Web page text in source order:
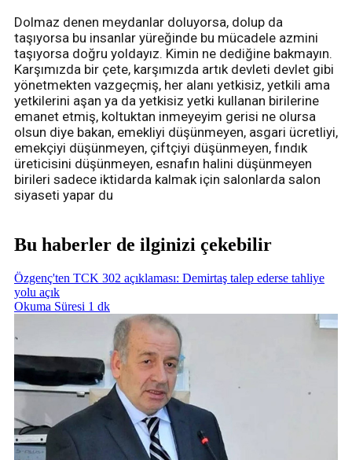
Dolmaz denen meydanlar doluyorsa, dolup da
taşıyorsa bu insanlar yüreğinde bu mücadele azmini
taşıyorsa doğru yoldayız. Kimin ne dediğine bakmayın.
Karşımızda bir çete, karşımızda artık devleti devlet gibi
yönetmekten vazgeçmiş, her alanı yetkisiz, yetkili ama
yetkilerini aşan ya da yetkisiz yetki kullanan birilerine
emanet etmiş, koltuktan inmeyeyim gerisi ne olursa
olsun diye bakan, emekliyi düşünmeyen, asgari ücretliyi,
emekçiyi düşünmeyen, çiftçiyi düşünmeyen, fındık
üreticisini düşünmeyen, esnafın halini düşünmeyen
birileri sadece iktidarda kalmak için salonlarda salon
siyaseti yapar du
Bu haberler de ilginizi çekebilir
Özgenç'ten TCK 302 açıklaması: Demirtaş talep ederse tahliye
yolu açık
Okuma Süresi 1 dk